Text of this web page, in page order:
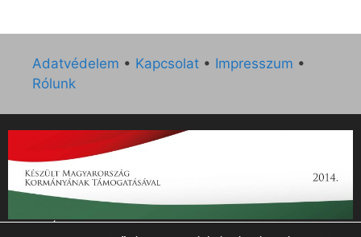
Adatvédelem • Kapcsolat • Impresszum •
Rólunk
„Az Új Ember katolikus hetilap 2014. évi működésének